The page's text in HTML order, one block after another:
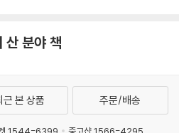
산 분야 책
근 본 상품 주문/배송
1544-6399 중고샵 1566-4295